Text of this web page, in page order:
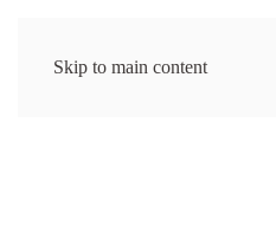
Skip to main content
VICTOR'S KØKKEN